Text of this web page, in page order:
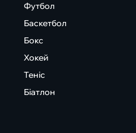
Футбол
Баскетбол
Бокс
Хокей
Теніс
Біатлон